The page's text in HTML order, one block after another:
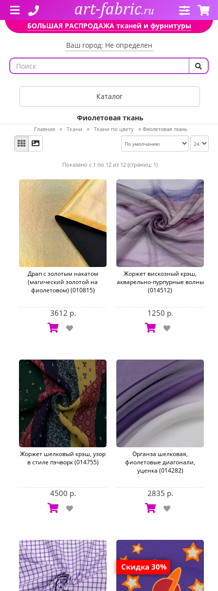
БОЛЬШАЯ РАСПРОДАЖА тканей и фурнитуры
Ваш город: Не определен
Каталог
Фиолетовая ткань
Главная » Ткани » Ткани по цвету » Фиолетовая ткань
Показано с 1 по 12 из 12 (страниц: 1)
Драп с золотым накатом
(магический золотой на
фиолетовом) (010815)
3612 р.
Жоржет вискозный крэш,
акварельно-пурпурные волны
(014512)
1250 р.
Жоржет шелковый крэш, узор
в стиле пэчворк (014755)
4500 р.
Органза шелковая,
фиолетовые диагонали,
уценка (014282)
2835 р.
Скидка 30%